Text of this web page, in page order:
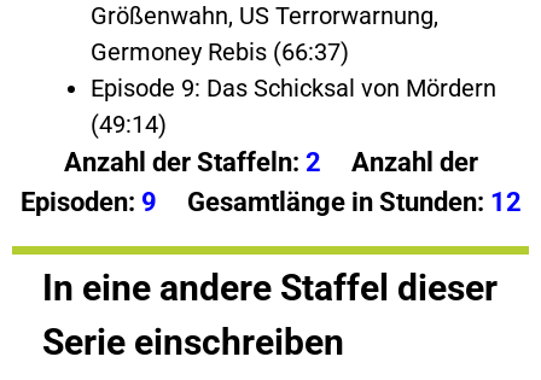
Größenwahn, US Terrorwarnung,
Germoney Rebis (66:37)
Episode 9: Das Schicksal von Mördern
(49:14)
Anzahl der Staffeln: 2 Anzahl der
Episoden: 9 Gesamtlänge in Stunden: 12
In eine andere Staffel dieser
Serie einschreiben